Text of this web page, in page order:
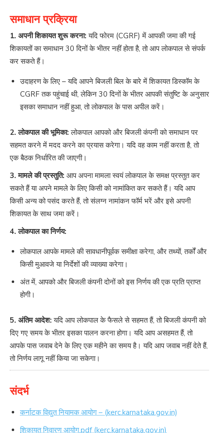
समाधान प्रक्रिया
1. अपनी शिकायत शुरू करना: यदि फोरम (CGRF) में आपकी जमा की गई
शिकायतों का समाधान 30 दिनों के भीतर नहीं होता है, तो आप लोकपाल से संपर्क
कर सकते हैं।
उदाहरण के लिए – यदि आपने बिजली बिल के बारे में शिकायत डिस्कॉम के
CGRF तक पहुंचाई थी, लेकिन 30 दिनों के भीतर आपकी संतुष्टि के अनुसार
इसका समाधान नहीं हुआ, तो लोकपाल के पास अपील करें।
2. लोकपाल की भूमिका: लोकपाल आपको और बिजली कंपनी को समाधान पर
सहमत करने में मदद करने का प्रयास करेगा। यदि वह काम नहीं करता है, तो
एक बैठक निर्धारित की जाएगी।
3. मामले की प्रस्तुति: आप अपना मामला स्वयं लोकपाल के समक्ष प्रस्तुत कर
सकते हैं या अपने मामले के लिए किसी को नामांकित कर सकते हैं। यदि आप
किसी अन्य को पसंद करते हैं, तो संलग्न नामांकन फॉर्म भरें और इसे अपनी
शिकायत के साथ जमा करें।
4. लोकपाल का निर्णय:
लोकपाल आपके मामले की सावधानीपूर्वक समीक्षा करेगा, और तथ्यों, तर्कों और
किसी मुआवजे या निर्देशों की व्याख्या करेगा।
अंत में, आपको और बिजली कंपनी दोनों को इस निर्णय की एक प्रति प्राप्त
होगी।
5. अंतिम आदेश: यदि आप लोकपाल के फैसले से सहमत हैं, तो बिजली कंपनी को
दिए गए समय के भीतर इसका पालन करना होगा। यदि आप असहमत हैं, तो
आपके पास जवाब देने के लिए एक महीने का समय है। यदि आप जवाब नहीं देते हैं,
तो निर्णय लागू नहीं किया जा सकेगा।
संदर्भ
कर्नाटक विद्युत नियामक आयोग – (kerc.karnataka.gov.in)
शिकायत निवारण आयोग.pdf (kerc.karnataka.gov.in)